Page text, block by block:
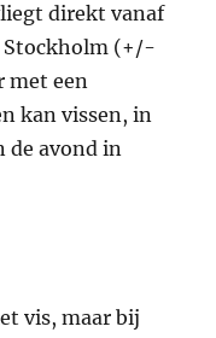
direkt vanaf
Stockholm (+/-
met een
kan vissen, in
de avond in
vis, maar bij